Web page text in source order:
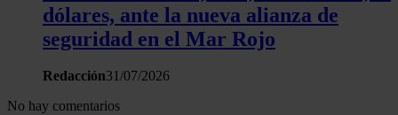
dólares, ante la nueva alianza de
seguridad en el Mar Rojo
Redacción31/07/2026
No hay comentarios